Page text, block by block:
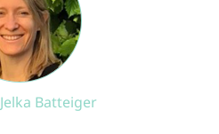
Jelka Batteiger